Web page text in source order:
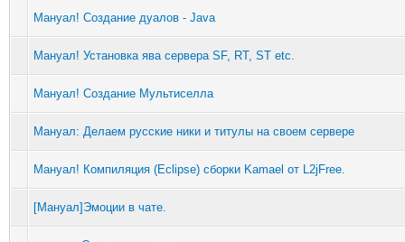
Мануал! Создание дуалов - Java
Мануал! Установка ява сервера SF, RT, ST etc.
Мануал! Создание Мультиселла
Мануал: Делаем русские ники и титулы на своем сервере
Мануал! Компиляция (Eclipse) сборки Kamael от L2jFree.
[Мануал]Эмоции в чате.